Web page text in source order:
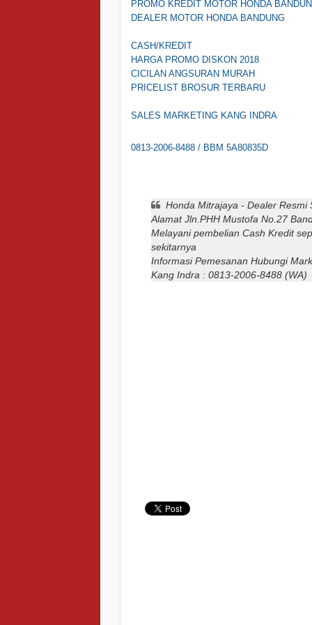
PROMO KREDIT MOTOR HONDA
DEALER MOTOR HONDA BANDUNG
CASH/KREDIT
HARGA PROMO DISKON 2018
CICILAN ANGSURAN MURAH
PRICELIST BROSUR TERBARU
SALES MARKETING KANG INDRA
0813-2006-8488 / BBM 5A80835D
Honda Mitrajaya - Dealer
Alamat Jln.PHH Mustofa No.27
Melayani pembelian Cash Kredit
sekitarnya
Informasi Pemesanan Hubungi
Kang Indra : 0813-2006-8488 (WA)